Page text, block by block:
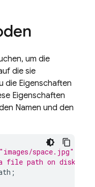
um die
die sie
die Eigenschaften
Eigenschaften
Namen und den
space.jpg"
file path on disk
;